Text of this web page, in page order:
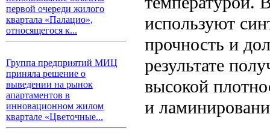
первой очереди жилого
квартала «Палацио»,
относящегося к...
Группа предприятий МИЦ
приняла решение о
выведении на рынок
апартаментов в
инновационном жилом
квартале «Цветочные...
используют
прочность и
результате
высокой
и